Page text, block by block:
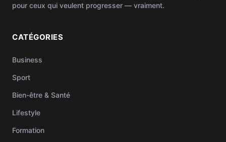
pour ceux qui veulent progresser — vraiment.
CATÉGORIES
Business
Sport
Bien-être & Santé
Lifestyle
Formation